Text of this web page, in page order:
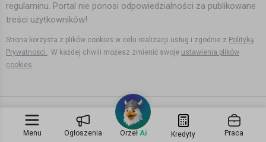
Acoustic Cover) - Eminem (ft. Rihanna)
Teledyski i Muzyka
Rihanna (Audio)
Krzysiek Brzęczyszczykiewicz
14 lat temu
•
1,284 wyświetleń
Teledyski i Muzyka
regulaminu. Portal nie ponosi odpowiedzialności za publikowane
treści użytkowników!
Strona korzysta z plików cookies w celu realizacji usług i zgodnie z Polityką
Prywatności. W każdej chwili możesz zmienić swoje ustawienia plików
cookies
Menu Ogłoszenia Orzeł Ai Kredyty Praca